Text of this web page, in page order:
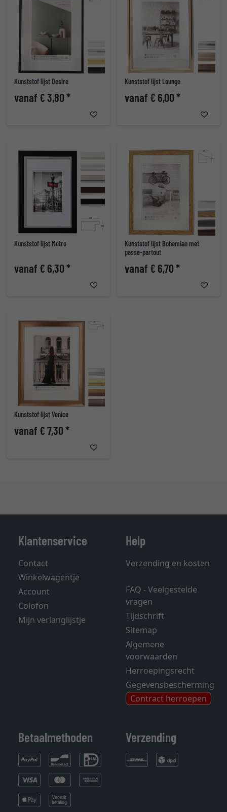
Kunststof lijst Desire
vanaf € 3,80 *
Kunststof lijst Lounge
vanaf € 6,00 *
Kunststof lijst Metro
vanaf € 6,30 *
Kunststof lijst Bohemian met
passe-partout
vanaf € 6,70 *
Kunststof lijst Venice
vanaf € 7,30 *
Klantenservice
Contact
Winkelwagentje
Account
Colofon
Mijn verlanglijstje
Help
Verzending en kosten
FAQ - Veelgestelde
vragen
Tijdschrift
Sitemap
Algemene
voorwaarden
Herroepingsrecht
Gegevensbescherming
Contract herroepen
Betaalmethoden Verzending